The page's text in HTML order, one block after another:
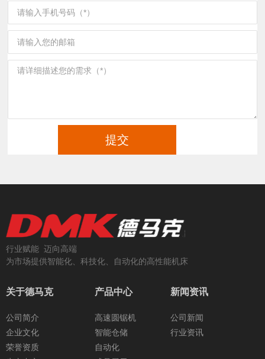
行业赋能 迈向高端
为市场提供智能化、科技化、自动化的高性能机床
关于德马克
公司简介
企业文化
荣誉资质
产品中心
高速圆锯机
智能仓储
自动化
新闻资讯
公司新闻
行业资讯